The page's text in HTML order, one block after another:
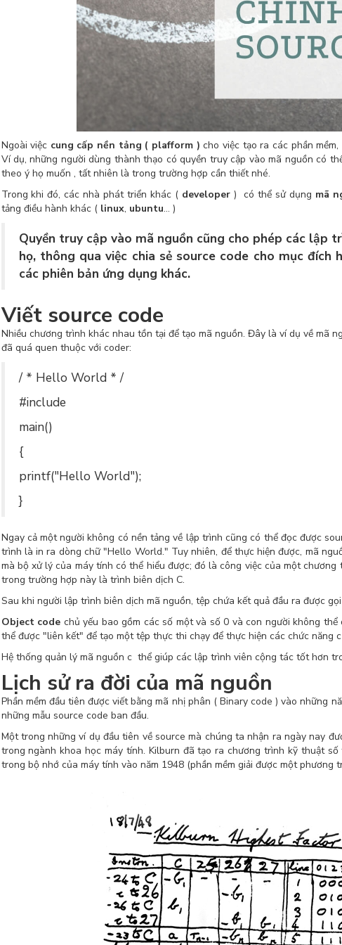
Ngoài việc cung cấp nền tảng ( plafform ) cho việc tạo ra các phần
Ví dụ, những người dùng thành thạo có quyền truy cập vào mã nguồn có
theo ý họ muốn , tất nhiên là trong trường hợp cần thiết nhé.
Trong khi đó, các nhà phát triển khác ( developer ) có thể sử dụng mã
tảng điều hành khác ( linux, ubuntu… )
Quyền truy cập vào mã nguồn cũng cho phép các lập
họ, thông qua việc chia sẻ source code cho mục
các phiên bản ứng dụng khác.
Viết source code
Nhiều chương trình khác nhau tồn tại để tạo mã nguồn. Đây là ví dụ về mã
đã quá quen thuộc với coder:
/ * Hello World * /
#include
main()
{
printf("Hello World");
}
Ngay cả một người không có nền tảng về lập trình cũng có thể đọc được
trình là in ra dòng chữ "Hello World." Tuy nhiên, để thực hiện được, mã
mà bộ xử lý của máy tính có thể hiểu được; đó là công việc của một
trong trường hợp này là trình biên dịch C.
Sau khi người lập trình biên dịch mã nguồn, tệp chứa kết quả đầu ra được
Object code chủ yếu bao gồm các số một và số 0 và con người không
thể được "liên kết" để tạo một tệp thực thi chạy để thực hiện các chức năng
Hệ thống quản lý mã nguồn c thể giúp các lập trình viên cộng tác tốt hơn
Lịch sử ra đời của mã nguồn
Phần mềm đầu tiên được viết bằng mã nhị phân ( Binary code ) vào những
những mẫu source code ban đầu.
Một trong những ví dụ đầu tiên về source mà chúng ta nhận ra ngày nay
trong ngành khoa học máy tính. Kilburn đã tạo ra chương trình kỹ thuật
trong bộ nhớ của máy tính vào năm 1948 (phần mềm giải được một phương